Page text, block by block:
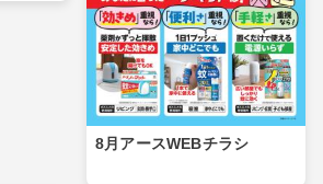
8月アースWEBチラシ